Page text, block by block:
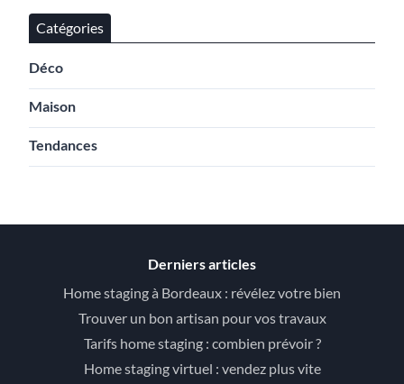
Catégories
Déco
Maison
Tendances
Derniers articles
Home staging à Bordeaux : révélez votre bien
Trouver un bon artisan pour vos travaux
Tarifs home staging : combien prévoir ?
Home staging virtuel : vendez plus vite